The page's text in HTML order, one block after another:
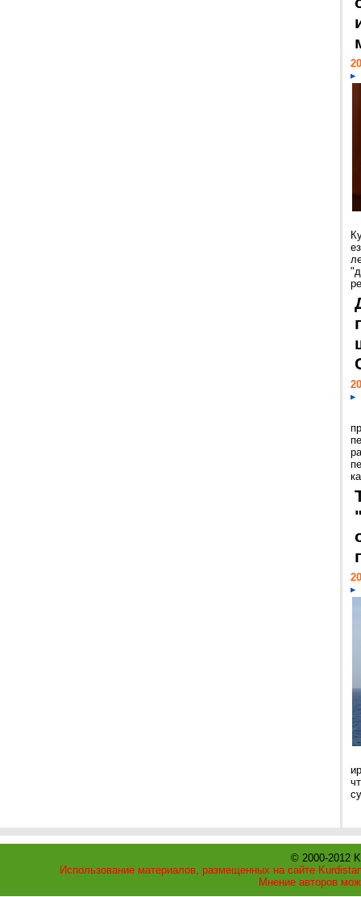
© 2000-2012
Использование материалов, размещенных на сайте
Мнение авторов